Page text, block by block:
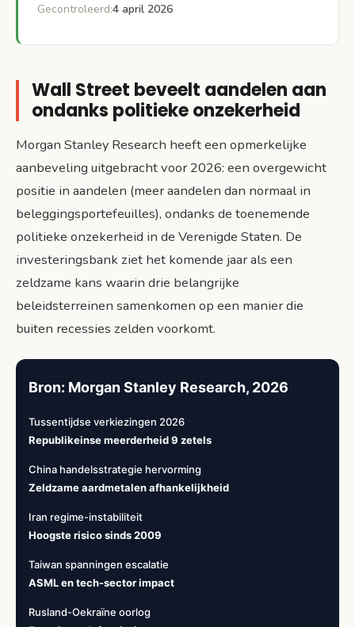
Gecontroleerd:4 april 2026
Wall Street beveelt aandelen aan
ondanks politieke onzekerheid
Morgan Stanley Research heeft een opmerkelijke
aanbeveling uitgebracht voor 2026: een overgewicht
positie in aandelen (meer aandelen dan normaal in
beleggingsportefeuilles), ondanks de toenemende
politieke onzekerheid in de Verenigde Staten. De
investeringsbank ziet het komende jaar als een
zeldzame kans waarin drie belangrijke
beleidsterreinen samenkomen op een manier die
buiten recessies zelden voorkomt.
Bron: Morgan Stanley Research, 2026
Tussentijdse verkiezingen 2026
Republikeinse meerderheid 9 zetels
China handelsstrategie hervorming
Zeldzame aardmetalen afhankelijkheid
Iran regime-instabiliteit
Hoogste risico sinds 2009
Taiwan spanningen escalatie
ASML en tech-sector impact
Rusland-Oekraïne oorlog